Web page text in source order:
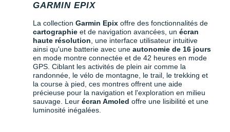
GARMIN EPIX
La collection Garmin Epix offre des fonctionnalités de
cartographie et de navigation avancées, un écran
haute résolution , une interface utilisateur intuitive
ainsi qu'une batterie avec une autonomie de 16 jours
en mode montre connectée et de 42 heures en mode
GPS. Ciblant les activités de plein air comme la
randonnée, le vélo de montagne, le trail, le trekking et
la course à pied, ces montres offrent une aide
précieuse pour la navigation et l'exploration en milieu
sauvage. Leur écran Amoled offre une lisibilité et une
luminosité inégalées.